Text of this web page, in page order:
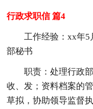
行政求职信 篇4
工作经验：xx年
部秘书
职责：处理行政
收、发；资料档案的
草拟，协助领导监督